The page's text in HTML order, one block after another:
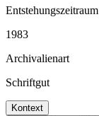
Entstehungszeitraum
1983
Archivalienart
Schriftgut
Kontext